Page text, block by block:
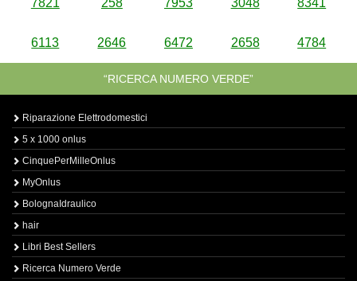
7821 258 7953 3048 8341
6113 2646 6472 2658 4784
“RICERCA NUMERO VERDE”
Riparazione Elettrodomestici
5 x 1000 onlus
CinquePerMilleOnlus
MyOnlus
BolognaIdraulico
hair
Libri Best Sellers
Ricerca Numero Verde